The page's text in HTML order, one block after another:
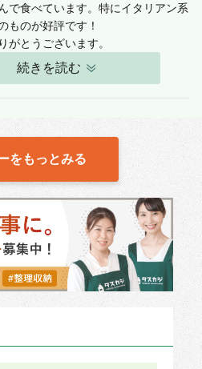
で食べています。特にイタリアン系
ものが好評です！
がとうございます。
続きを読む
をもっとみる